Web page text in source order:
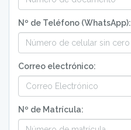
Nº de Teléfono (WhatsApp):
Correo electrónico:
Nº de Matrícula: